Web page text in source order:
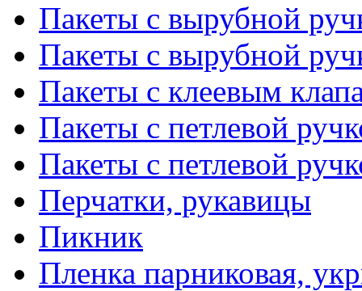
Пакеты с вырубной
Пакеты с вырубной
Пакеты с клеевым
Пакеты с петлевой
Пакеты с петлевой
Перчатки, рукавицы
Пикник
Пленка парниковая,